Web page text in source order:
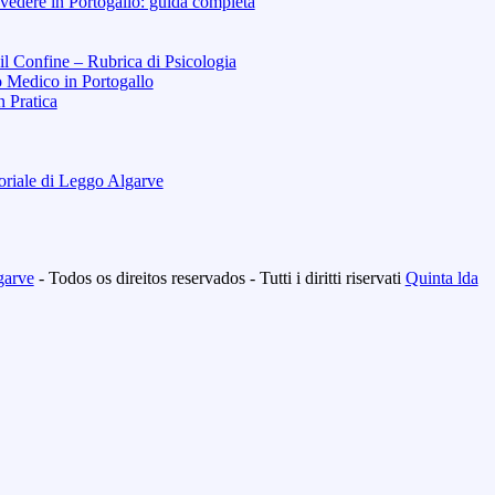
Confine – Rubrica di Psicologia
Medico in Portogallo
Pratica
di Leggo Algarve
- Todos os direitos reservados - Tutti i diritti riservati Quinta lda